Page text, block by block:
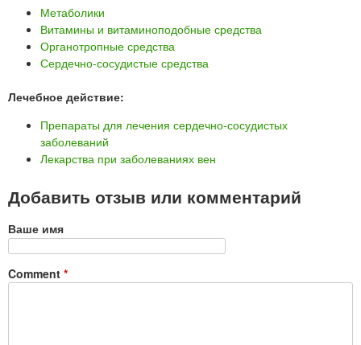
Метаболики
Витамины и витаминоподобные средства
Органотропные средства
Сердечно-сосудистые средства
Лечебное действие:
Препараты для лечения сердечно-сосудистых
заболеваний
Лекарства при заболеваниях вен
Добавить отзыв или комментарий
Ваше имя
Comment *